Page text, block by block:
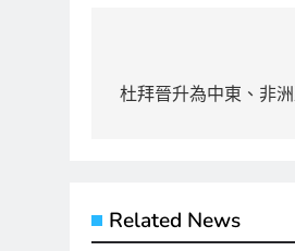
章
杜拜晉升為中東、非
Related News